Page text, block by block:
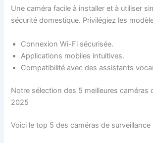
Une caméra facile à installer et à utiliser
sécurité domestique. Privilégiez les
Connexion Wi-Fi sécurisée.
Applications mobiles intuitives.
Compatibilité avec des assistants
Notre sélection des 5 meilleures caméras
2025
Voici le top 5 des caméras de surveillance